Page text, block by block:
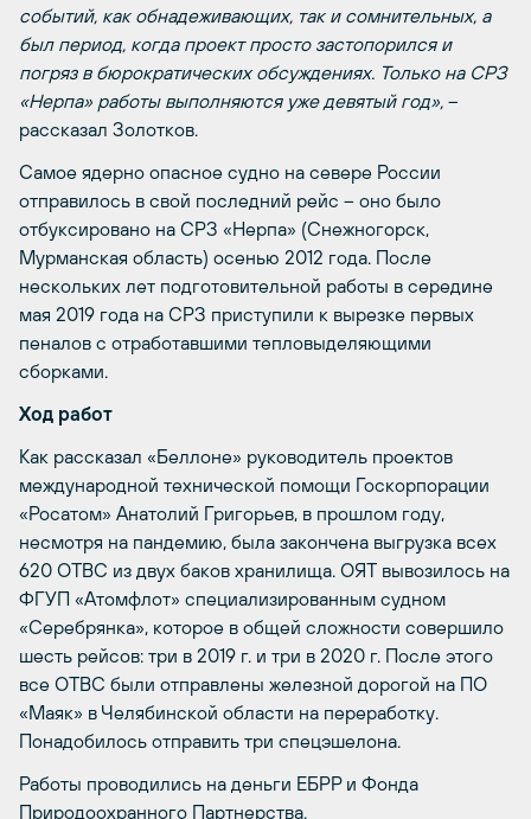
событий, как обнадеживающих, так и сомнительных, а
был период, когда проект просто застопорился и
погряз в бюрократических обсуждениях. Только на СРЗ
«Нерпа» работы выполняются уже девятый год», –
рассказал Золотков.
Самое ядерно опасное судно на севере России
отправилось в свой последний рейс – оно было
отбуксировано на СРЗ «Нерпа» (Снежногорск,
Мурманская область) осенью 2012 года. После
нескольких лет подготовительной работы в середине
мая 2019 года на СРЗ приступили к вырезке первых
пеналов с отработавшими тепловыделяющими
сборками.
Ход работ
Как рассказал «Беллоне» руководитель проектов
международной технической помощи Госкорпорации
«Росатом» Анатолий Григорьев, в прошлом году,
несмотря на пандемию, была закончена выгрузка всех
620 ОТВС из двух баков хранилища. ОЯТ вывозилось на
ФГУП «Атомфлот» специализированным судном
«Серебрянка», которое в общей сложности совершило
шесть рейсов: три в 2019 г. и три в 2020 г. После этого
все ОТВС были отправлены железной дорогой на ПО
«Маяк» в Челябинской области на переработку.
Понадобилось отправить три спецэшелона.
Работы проводились на деньги ЕБРР и Фонда
Природоохранного Партнерства.